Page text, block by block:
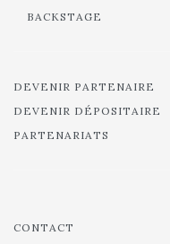
BACKSTAGE
DEVENIR PARTENAIRE
DEVENIR DÉPOSITAIRE
PARTENARIATS
CONTACT